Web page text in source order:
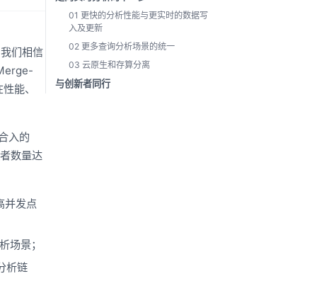
们相信
能、
入的
数量达
并发点
场景；
析链
01 更快的分析性能与更实时的数据写
入及更新
02 更多查询分析场景的统一
03 云原生和存算分离
与创新者同行